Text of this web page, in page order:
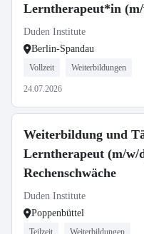
Lerntherapeut*in
Duden Institute
Berlin-Spandau
Vollzeit Weiterbildungen
24.07.2026
Weiterbildung und
Lerntherapeut (m/w/
Rechenschwäche
Duden Institute
Poppenbüttel
Teilzeit Weiterbildungen